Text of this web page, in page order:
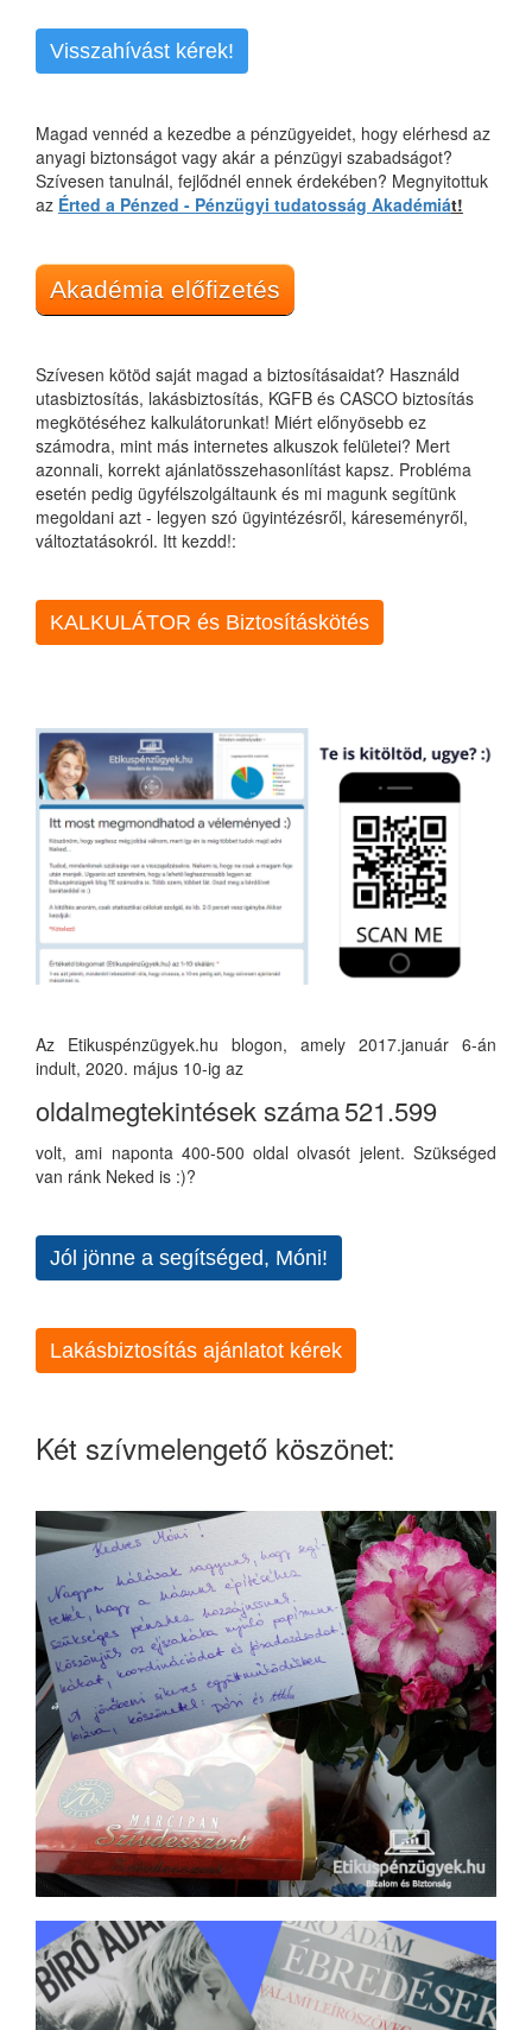
Visszahívást kérek!
Magad vennéd a kezedbe a pénzügyeidet, hogy elérhesd az
anyagi biztonságot vagy akár a pénzügyi szabadságot?
Szívesen tanulnál, fejlődnél ennek érdekében? Megnyitottuk
az Érted a Pénzed - Pénzügyi tudatosság Akadémiát!
Akadémia előfizetés
Szívesen kötöd saját magad a biztosításaidat? Használd
utasbiztosítás, lakásbiztosítás, KGFB és CASCO biztosítás
megkötéséhez kalkulátorunkat! Miért előnyösebb ez
számodra, mint más internetes alkuszok felületei? Mert
azonnali, korrekt ajánlatösszehasonlítást kapsz. Probléma
esetén pedig ügyfélszolgáltaunk és mi magunk segítünk
megoldani azt - legyen szó ügyintézésről, káreseményről,
változtatásokról. Itt kezdd!:
KALKULÁTOR és Biztosításkötés
Az Etikuspénzügyek.hu blogon, amely 2017.január 6-án
indult, 2020. május 10-ig az
oldalmegtekintések száma521.599
volt, ami naponta 400-500 oldal olvasót jelent. Szükséged
van ránk Neked is :)?
Jól jönne a segítséged, Móni!
Lakásbiztosítás ajánlatot kérek
Két szívmelengető köszönet: